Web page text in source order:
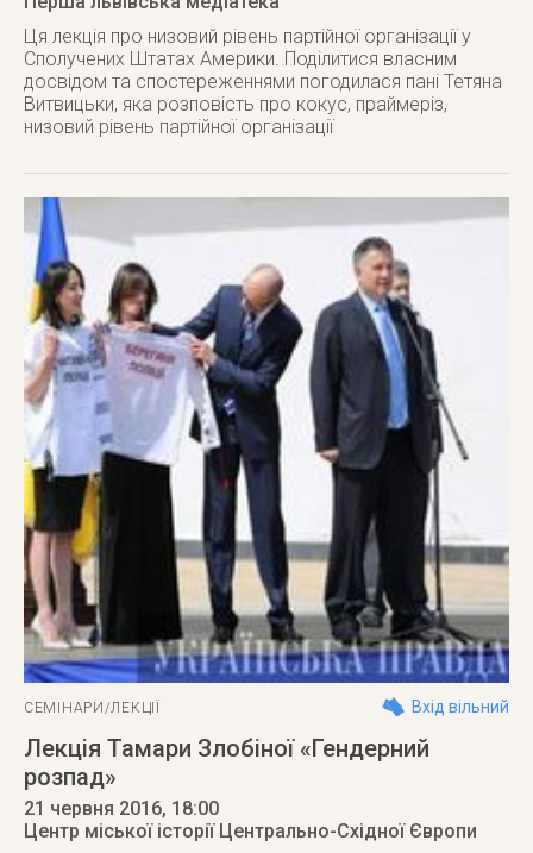
Ця лекція про низовий рівень партійної організації у
Сполучених Штатах Америки. Поділитися власним
досвідом та спостереженнями погодилася пані Тетяна
Витвицьки, яка розповість про кокус, праймеріз,
низовий рівень партійної організації
СЕМІНАРИ/ЛЕКЦІЇ Вхід вільний
Лекція Тамари Злобіної «Гендерний
розпад»
21 червня 2016, 18:00
Центр міської історії Центрально-Східної Європи